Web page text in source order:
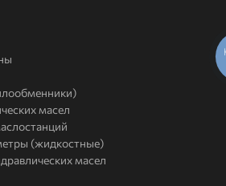
масел
(жидкостные)
масел